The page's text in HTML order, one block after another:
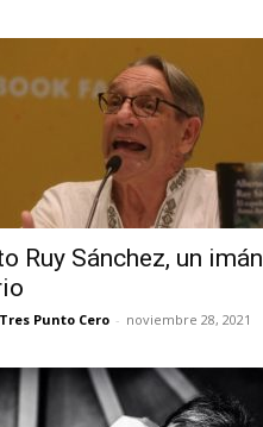
Ruy Sánchez, un imán
Punto Cero - noviembre 28, 2021